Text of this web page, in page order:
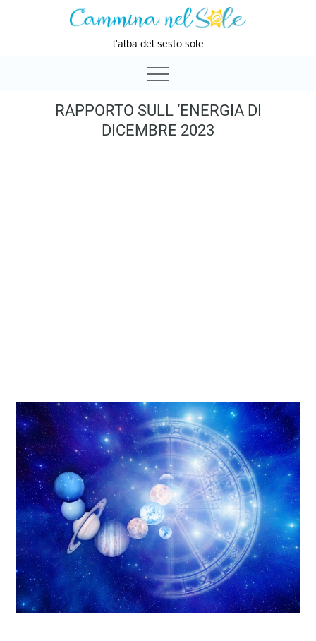
l'alba del sesto sole
RAPPORTO SULL ‘ENERGIA DI
DICEMBRE 2023